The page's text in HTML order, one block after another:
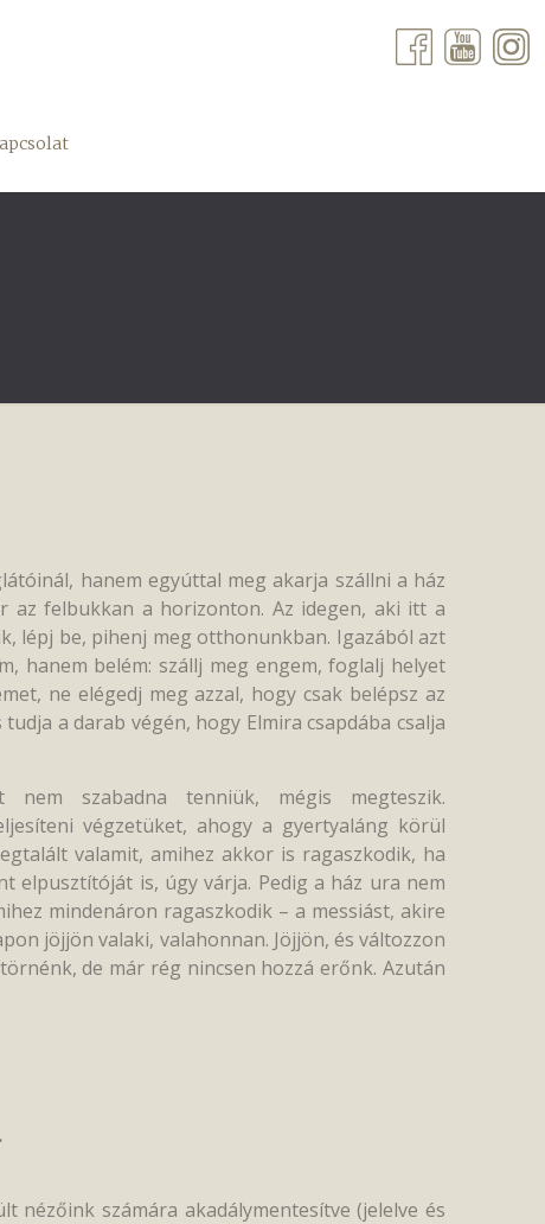
hanem egyúttal meg akarja szállni a ház
az felbukkan a horizonton. Az idegen, aki itt a
lépj be, pihenj meg otthonunkban. Igazából azt
hanem belém: szállj meg engem, foglalj helyet
ne elégedj meg azzal, hogy csak belépsz az
a darab végén, hogy Elmira csapdába csalja
szabadna tenniük, mégis megteszik.
végzetüket, ahogy a gyertyaláng körül
valamit, amihez akkor is ragaszkodik, ha
elpusztítóját is, úgy várja. Pedig a ház ura nem
mindenáron ragaszkodik – a messiást, akire
jöjjön valaki, valahonnan. Jöjjön, és változzon
de már rég nincsen hozzá erőnk. Azután
nézőink számára akadálymentesítve (jelelve és